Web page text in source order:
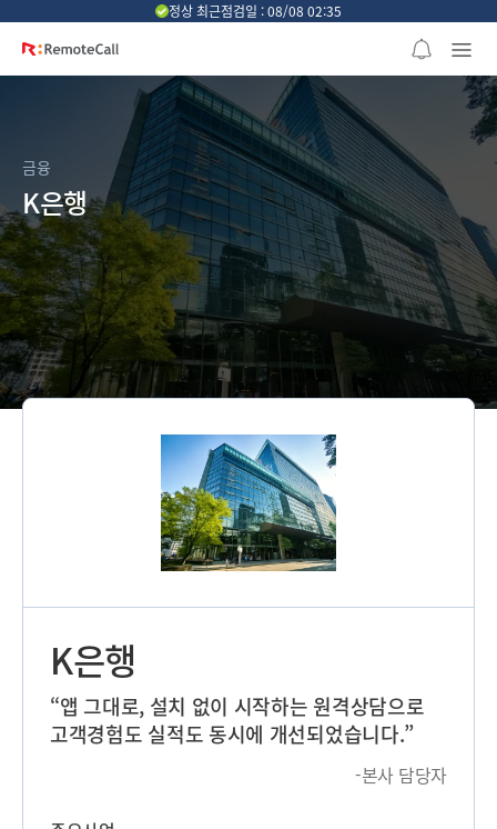
정상 최근점검일 : 08/08 02:35
금융
K은행
K은행
“앱 그대로, 설치 없이 시작하는 원격상담으로
고객경험도 실적도 동시에 개선되었습니다.”
-본사 담당자